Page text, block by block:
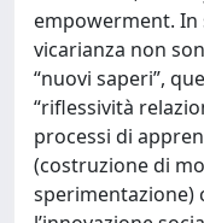
empowerment. In
vicarianza non
“nuovi saperi”,
“riflessività
processi di
(costruzione di
sperimentazione)